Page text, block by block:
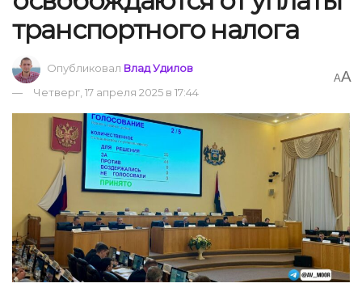
транспортного налога
Опубликовал Влад Удилов
Четверг, 17 апреля 2025 в 17:44
AA